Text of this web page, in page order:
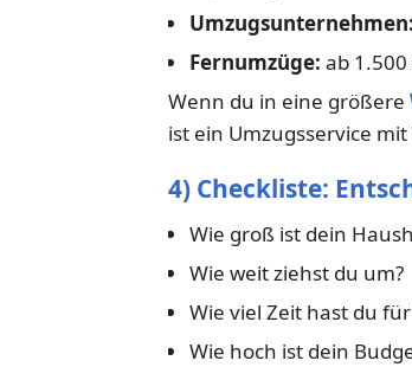
Umzugsunternehmen:
Fernumzüge: ab
Wenn du in eine größere
ist ein Umzugsservice
4) Checkliste:
Wie groß ist dein
Wie weit ziehst du um?
Wie viel Zeit hast du
Wie hoch ist dein